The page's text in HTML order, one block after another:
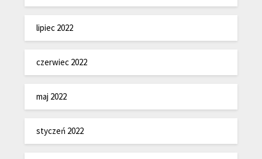
lipiec 2022
czerwiec 2022
maj 2022
styczeń 2022